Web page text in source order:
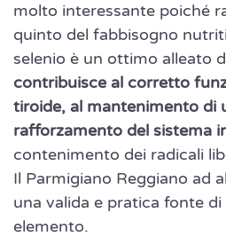
molto interessante poiché
quinto del fabbisogno
selenio è un ottimo alleato
contribuisce al corretto
tiroide, al mantenimento di
rafforzamento del sistema
contenimento dei radicali
Il Parmigiano Reggiano ad
una valida e pratica fonte
elemento.